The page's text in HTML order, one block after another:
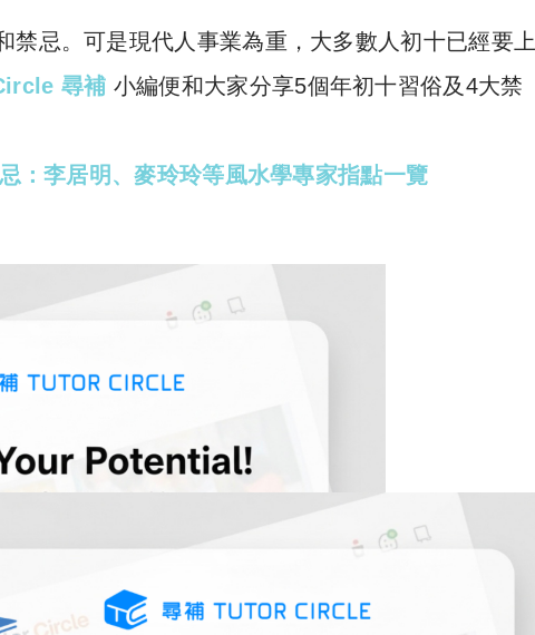
p
y
at
s
禁忌。可是現代人事業為重，大多數人初十已經要上
尋補 小編便和大家分享5個年初十習俗及4大禁
：李居明、麥玲玲等風水學專家指點一覽